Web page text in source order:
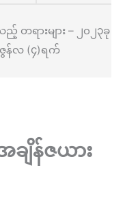
တရားများ – ၂၀၂၃ခု
န်လ (၄)ရက်
ျိန်ဇယား